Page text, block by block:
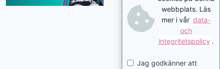
webbplats. Läs
mer i vår data-
och
integritetspolicy .
Jag godkänner att